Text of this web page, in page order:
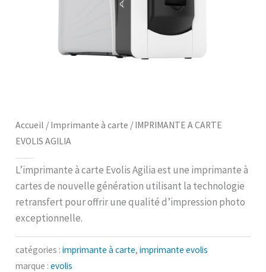
Accueil / Imprimante à carte / IMPRIMANTE A CARTE
EVOLIS AGILIA
IMPRIMANTE A CARTE EVOLIS AGILIA
L’imprimante à carte Evolis Agilia est une imprimante à
cartes de nouvelle génération utilisant la technologie
retransfert pour offrir une qualité d’impression photo
exceptionnelle.
catégories :imprimante à carte,imprimante evolis
marque :evolis